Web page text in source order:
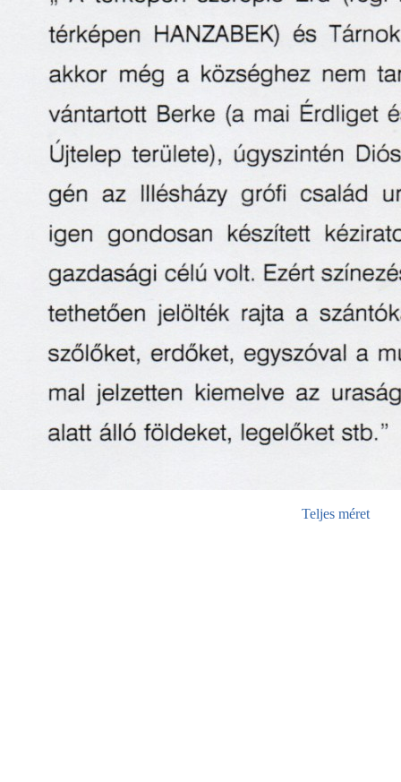
Teljes méret